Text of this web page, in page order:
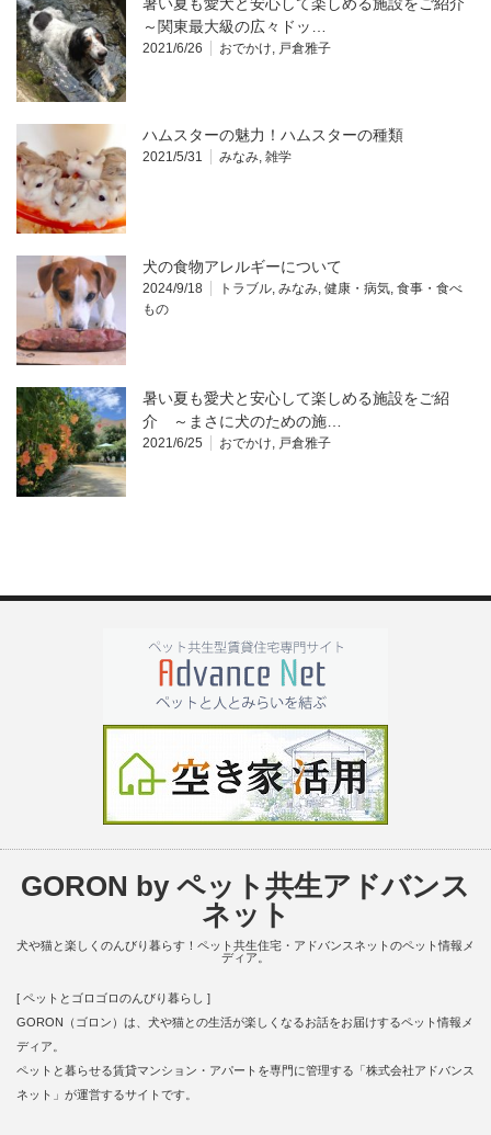
～関東最大級の広々ドッ…
2021/6/26 おでかけ 戸倉雅子
ハムスターの魅力！ハムスターの種類
2021/5/31 みなみ 雑学
犬の食物アレルギーについて
2024/9/18 トラブル みなみ 健康・病気 食事・食べ
もの
暑い夏も愛犬と安心して楽しめる施設をご紹
介 ～まさに犬のための施…
2021/6/25 おでかけ 戸倉雅子
GORON by ペット共生アドバンス
ネット
犬や猫と楽しくのんびり暮らす！ペット共生住宅・アドバンスネットのペット情報メ
ディア。
[ ペットとゴロゴロのんびり暮らし ]
GORON（ゴロン）は、犬や猫との生活が楽しくなるお話をお届けするペット情報メ
ディア。
ペットと暮らせる賃貸マンション・アパートを専門に管理する「株式会社アドバンス
ネット」が運営するサイトです。